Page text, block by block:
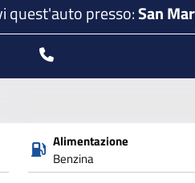
quest'auto presso:San
Alimentazione
Benzina